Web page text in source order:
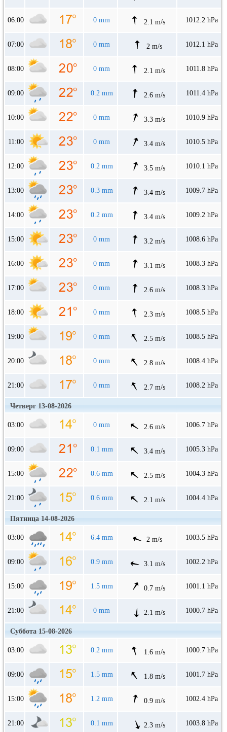
06:00 0 mm 2.1 m/s 1012.2 hPa
07:00 0 mm 2 m/s 1012.1 hPa
08:00 0 mm 2.1 m/s 1011.8 hPa
09:00 0.2 mm 2.6 m/s 1011.4 hPa
10:00 0 mm 3.3 m/s 1010.9 hPa
11:00 0 mm 3.4 m/s 1010.5 hPa
12:00 0.2 mm 3.5 m/s 1010.1 hPa
13:00 0.3 mm 3.4 m/s 1009.7 hPa
14:00 0.2 mm 3.4 m/s 1009.2 hPa
15:00 0 mm 3.2 m/s 1008.6 hPa
16:00 0 mm 3.1 m/s 1008.3 hPa
17:00 0 mm 2.6 m/s 1008.3 hPa
18:00 0 mm 2.3 m/s 1008.5 hPa
19:00 0 mm 2.5 m/s 1008.5 hPa
20:00 0 mm 2.8 m/s 1008.4 hPa
21:00 0 mm 2.7 m/s 1008.2 hPa
Четверг 13-08-2026
03:00 0 mm 2.6 m/s 1006.7 hPa
09:00 0.1 mm 3.4 m/s 1005.3 hPa
15:00 0.6 mm 2.5 m/s 1004.3 hPa
21:00 0.6 mm 2.1 m/s 1004.4 hPa
Пятница 14-08-2026
03:00 6.4 mm 2 m/s 1003.5 hPa
09:00 0.9 mm 3.1 m/s 1002.2 hPa
15:00 1.5 mm 0.7 m/s 1001.1 hPa
21:00 0 mm 2.1 m/s 1000.7 hPa
Суббота 15-08-2026
03:00 0.2 mm 1.6 m/s 1000.7 hPa
09:00 1.5 mm 1.8 m/s 1001.7 hPa
15:00 1.2 mm 0.9 m/s 1002.4 hPa
21:00 0.1 mm 2.3 m/s 1003.8 hPa